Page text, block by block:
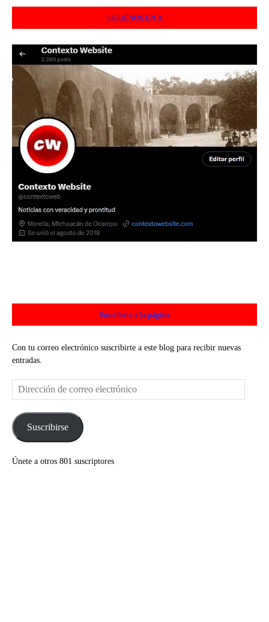
SIGUÉNOS EN X
Suscríbete a la página
Con tu correo electrónico suscribirte a este blog para recibir nuevas
entradas.
Dirección
de
electrónicoSuscribirse
Únete a otros 801 suscriptores